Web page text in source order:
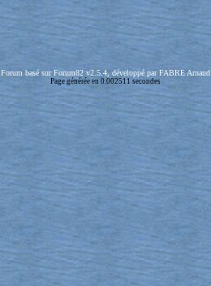
Forum basé sur Forum82 v2.5.4, développé par FABRE Arnaud
Page générée en 0.002511 secondes